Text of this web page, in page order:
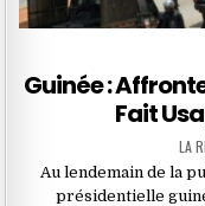
Guinée :
Fait
LA
Au lendemain de la
présidentielle